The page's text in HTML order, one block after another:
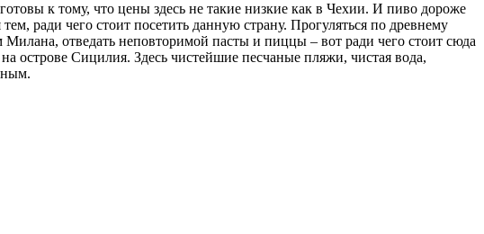
к тому, что цены здесь не такие низкие как в Чехии. И пиво дороже
ради чего стоит посетить данную страну. Прогуляться по древнему
отведать неповторимой пасты и пиццы – вот ради чего стоит сюда
острове Сицилия. Здесь чистейшие песчаные пляжи, чистая вода,